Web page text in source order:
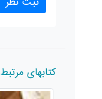
کتابهای مرتبط